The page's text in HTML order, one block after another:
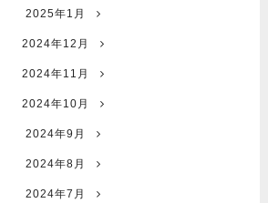
2025年1月
2024年12月
2024年11月
2024年10月
2024年9月
2024年8月
2024年7月